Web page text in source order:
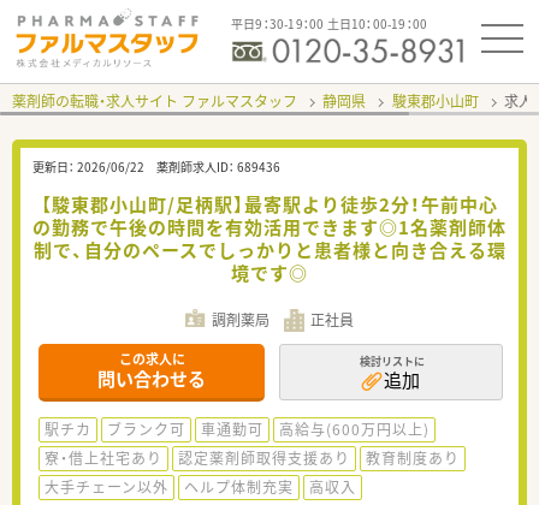
平日9：30-19：00 土日10：00-19：00
薬剤師の転職・求人サイト ファルマスタッフ 静岡県 駿東郡小山町 求人
更新日： 2026/06/22 薬剤師求人ID： 689436
【駿東郡小山町/足柄駅】最寄駅より徒歩2分！午前中心
の勤務で午後の時間を有効活用できます◎1名薬剤師体
制で、自分のペースでしっかりと患者様と向き合える環
境です◎
調剤薬局 正社員
この求人に
問い合わせる
検討リストに
追加
駅チカ ブランク可 車通勤可
高給与(600万円以上)
寮・借上社宅あり
認定薬剤師取得支援あり
教育制度あり
大手チェーン以外
ヘルプ体制充実 高収入